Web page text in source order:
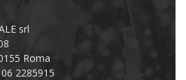
srl
Roma
2285915